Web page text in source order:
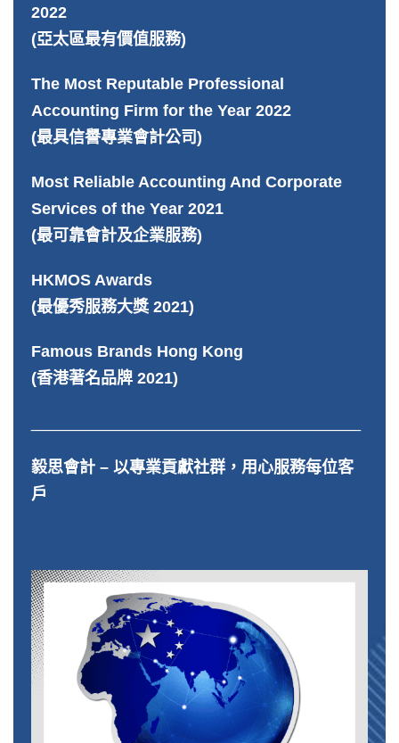
2022
(亞太區最有價值服務)
The Most Reputable Professional
Accounting Firm for the Year 2022
(最具信譽專業會計公司)
Most Reliable Accounting And Corporate
Services of the Year 2021
(最可靠會計及企業服務)
HKMOS Awards
(最優秀服務大獎 2021)
Famous Brands Hong Kong
(香港著名品牌 2021)
毅思會計 – 以專業貢獻社群，用心服務每位客
戶